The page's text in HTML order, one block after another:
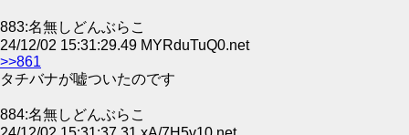
883:名無しどんぶらこ
24/12/02 15:31:29.49 MYRduTuQ0.net
>>861
タチバナが嘘ついたのです
884:名無しどんぶらこ